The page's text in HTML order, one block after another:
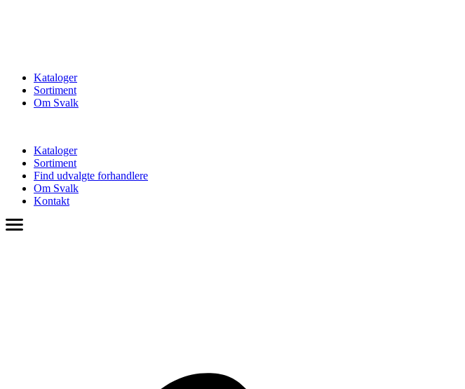
Kataloger
Sortiment
Om Svalk
Kataloger
Sortiment
Find udvalgte forhandlere
Om Svalk
Kontakt